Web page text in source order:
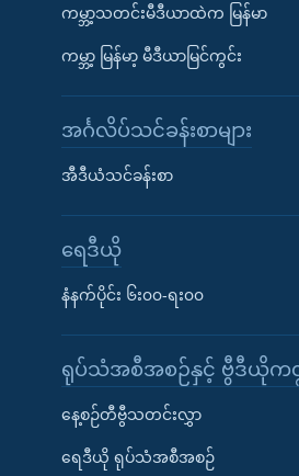
ကမ္ဘာ့သတင်းမီဒီယာထဲက မြန်မာ
ကမ္ဘာ့ မြန်မာ့ မီဒီယာမြင်ကွင်း
အင်္ဂလိပ်သင်ခန်းစာများ
အီဒီယံသင်ခန်းစာ
ရေဒီယို
နံနက်ပိုင်း ၆း၀၀-ရး၀၀
ရုပ်သံအစီအစဉ်နှင့် ဗွီဒီယိုကဏ္ဍ
နေ့စဉ်တီဗွီသတင်းလွှာ
ရေဒီယို ရုပ်သံအစီအစဉ်